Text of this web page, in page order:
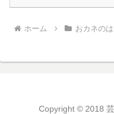
ホーム おカネの
Copyright © 2018